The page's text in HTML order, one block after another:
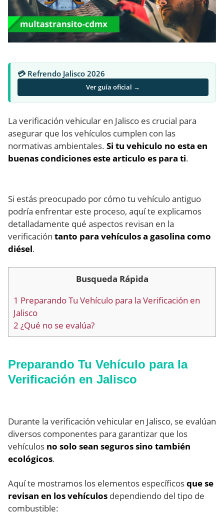
💳 Refrendo Jalisco 2026
Ver guía oficial →
La verificación vehicular en Jalisco es crucial para
asegurar que los vehículos cumplen con las
normativas ambientales. Si tu vehiculo no esta en
buenas condiciones este articulo es para ti.
Si estás preocupado por cómo tu vehículo antiguo
podría enfrentar este proceso, aquí te explicamos
detalladamente qué aspectos revisan en la
verificación tanto para vehículos a gasolina como
diésel.
Busqueda Rápida
1 Preparando Tu Vehículo para la Verificación en
Jalisco
2 ¿Qué no se evalúa?
Preparando Tu Vehículo para la
Verificación en Jalisco
Durante la verificación vehicular en Jalisco, se evalúan
diversos componentes para garantizar que los
vehículos no solo sean seguros sino también
ecológicos.
Aquí te mostramos los elementos específicosque se
revisan en los vehículos dependiendo del tipo de
combustible: